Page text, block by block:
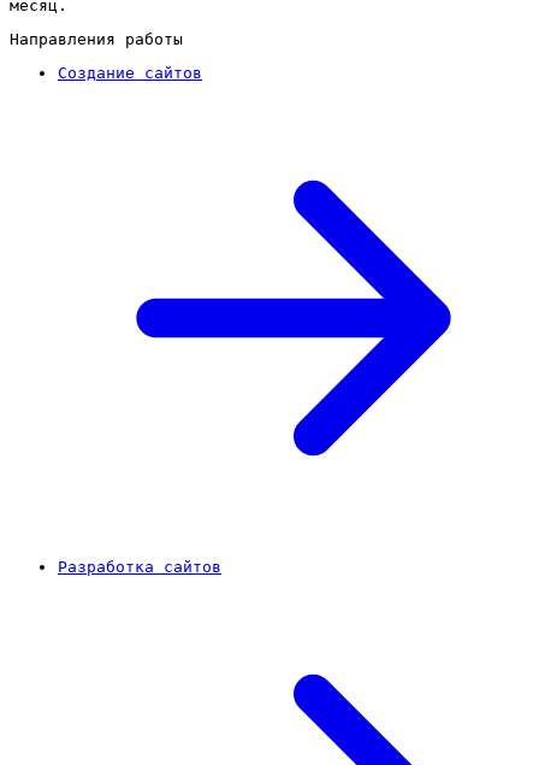
месяц.
Направления работы
Создание сайтов
Разработка сайтов